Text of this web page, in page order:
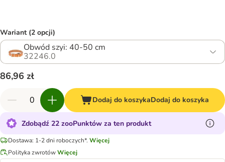
Wariant (2 opcji)
Obwód szyi: 40-50 cm
32246.0
86,96 zł
Dodaj do koszykaDodaj do koszyka
Zdobądź 22 zooPunktów za ten produkt
Dostawa: 1-2 dni roboczych*. Więcej
Polityka zwrotówWięcej